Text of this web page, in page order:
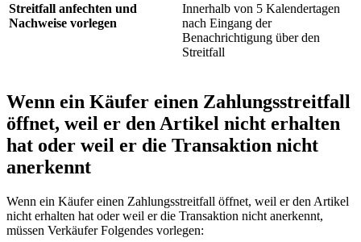
Streitfall anfechten und
Nachweise vorlegen
Innerhalb von 5 Kalendertagen
nach Eingang der
Benachrichtigung über den
Streitfall
Wenn ein Käufer einen Zahlungsstreitfall
öffnet, weil er den Artikel nicht erhalten
hat oder weil er die Transaktion nicht
anerkennt
Wenn ein Käufer einen Zahlungsstreitfall öffnet, weil er den Artikel
nicht erhalten hat oder weil er die Transaktion nicht anerkennt,
müssen Verkäufer Folgendes vorlegen: